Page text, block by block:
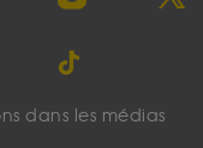
dans les médias